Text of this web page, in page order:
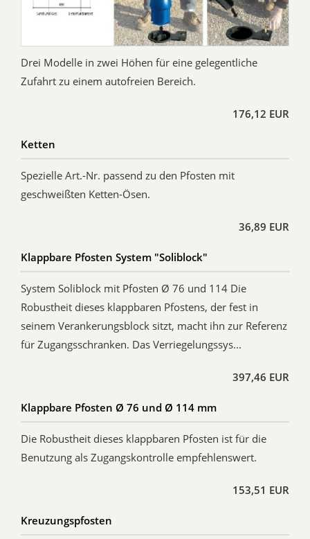
Drei Modelle in zwei Höhen für eine gelegentliche
Zufahrt zu einem autofreien Bereich.
176,12 EUR
Ketten
Spezielle Art.-Nr. passend zu den Pfosten mit
geschweißten Ketten-Ösen.
36,89 EUR
Klappbare Pfosten System "Soliblock"
System Soliblock mit Pfosten Ø 76 und 114 Die
Robustheit dieses klappbaren Pfostens, der fest in
seinem Verankerungsblock sitzt, macht ihn zur Referenz
für Zugangsschranken. Das Verriegelungssys...
397,46 EUR
Klappbare Pfosten Ø 76 und Ø 114 mm
Die Robustheit dieses klappbaren Pfosten ist für die
Benutzung als Zugangskontrolle empfehlenswert.
153,51 EUR
Kreuzungspfosten